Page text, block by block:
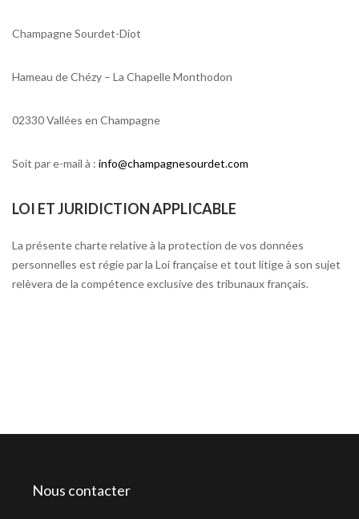
Champagne Sourdet-Diot
Hameau de Chézy – La Chapelle Monthodon
02330 Vallées en Champagne
Soit par e-mail à : info@champagnesourdet.com
LOI ET JURIDICTION APPLICABLE
La présente charte relative à la protection de vos données
personnelles est régie par la Loi française et tout litige à son sujet
relèvera de la compétence exclusive des tribunaux français.
Nous contacter